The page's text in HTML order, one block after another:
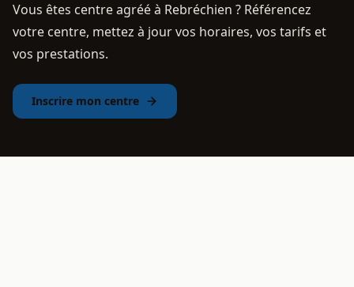
Vous êtes centre agréé à Rebréchien ? Référencez
votre centre, mettez à jour vos horaires, vos tarifs et
vos prestations.
Inscrire mon centre